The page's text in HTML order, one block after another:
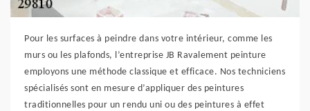
Pour les surfaces à peindre dans votre intérieur, comme les
murs ou les plafonds, l’entreprise JB Ravalement peinture
employons une méthode classique et efficace. Nos techniciens
spécialisés sont en mesure d’appliquer des peintures
traditionnelles pour un rendu uni ou des peintures à effet